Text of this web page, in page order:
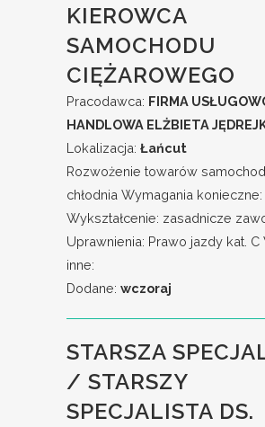
KIEROWCA
SAMOCHODU
CIĘŻAROWEGO
Pracodawca: FIRMA
HANDLOWA ELŻBIETA
Lokalizacja: Łańcut
Rozwożenie towarów
chłodnia Wymagania konieczne:
Wykształcenie: zasadnicze
Uprawnienia: Prawo jazdy kat. C
inne:
Dodane: wczoraj
STARSZA
/ STARSZY
SPECJALISTA DS.